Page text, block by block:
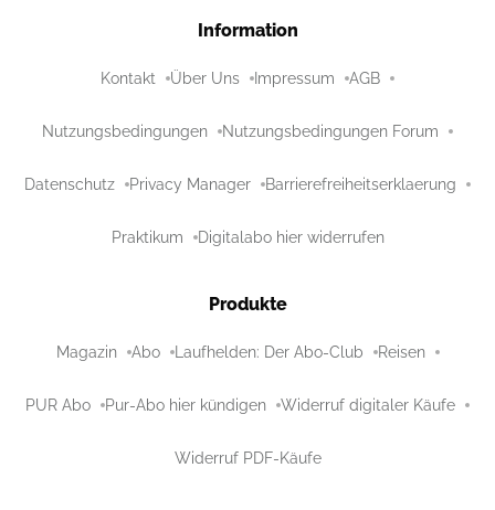
Information
Kontakt Über Uns Impressum AGB
Nutzungsbedingungen Nutzungsbedingungen Forum
Datenschutz Privacy Manager Barrierefreiheitserklaerung
Praktikum Digitalabo hier widerrufen
Produkte
Magazin Abo Laufhelden: Der Abo-Club Reisen
PUR Abo Pur-Abo hier kündigen Widerruf digitaler Käufe
Widerruf PDF-Käufe